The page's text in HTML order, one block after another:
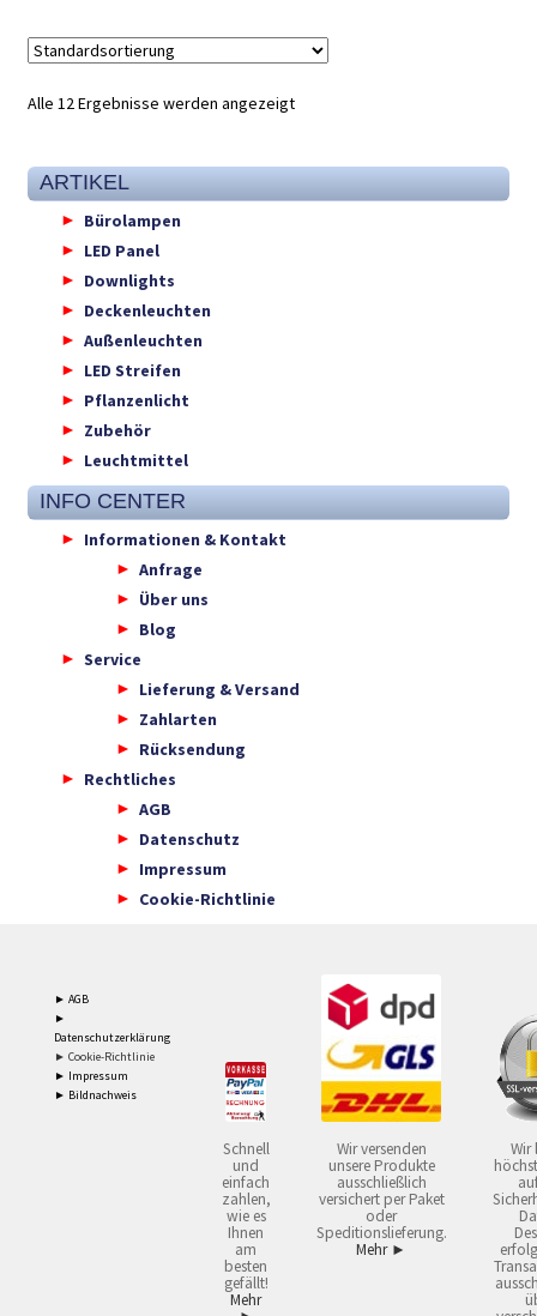
Alle 12 Ergebnisse werden angezeigt
ARTIKEL
Bürolampen
LED Panel
Downlights
Deckenleuchten
Außenleuchten
LED Streifen
Pflanzenlicht
Zubehör
Leuchtmittel
INFO CENTER
Informationen & Kontakt
Anfrage
Über uns
Blog
Service
Lieferung & Versand
Zahlarten
Rücksendung
Rechtliches
AGB
Datenschutz
Impressum
Cookie-Richtlinie
► AGB
►
Datenschutzerklärung
► Cookie-Richtlinie
► Impressum
► Bildnachweis
Schnell
und
einfach
zahlen,
wie es
Ihnen
am
besten
gefällt!
Mehr
Wir versenden
unsere Produkte
ausschließlich
versichert per Paket
oder
Speditionslieferung.
Mehr ►
Wir